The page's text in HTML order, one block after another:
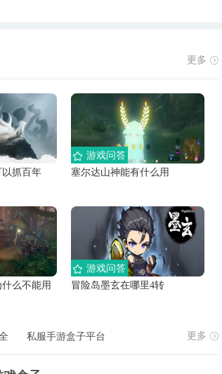
更多
抓百年
塞尔达山神能有什么用
游戏问答
么不能用
冒险岛墨玄在哪里4转
游戏问答
私服手游盒子平台 更多